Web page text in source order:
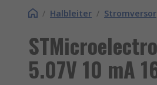
/ Halbleiter /
5.07V 10 mA